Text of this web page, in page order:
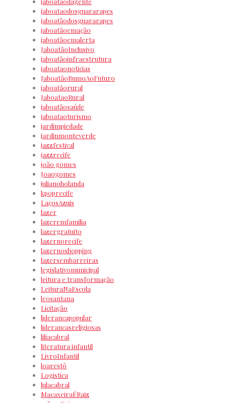
jaboataodosguararapes
jaboatãodosguararapes
jaboatãoemação
jaboatãoemalerta
JaboatãoInclusivo
jaboatãoinfraestrutura
jaboataonoticias
JaboatãoRumoAoFuturo
jaboatãorural
JaboataoRural
jaboatãosaúde
jaboataoturismo
jardimpiedade
jardinmonteverde
jazzfestival
jazzrecife
joão gomes
Joaogomes
julianoholanda
kpoprecife
LaçosAzuis
lazer
lazeremfamilia
lazergratuito
lazernorecife
lazernoshopping
lazersembarreiras
legislativomunicipal
leitura e transformação
LeituraNaEscola
leosantana
Licitação
liderancapopular
liderancasreligiosas
liliacabral
literatura infantil
LivroInfantil
loarestô
Logistica
lulacabral
MacaxeiraÉRaiz